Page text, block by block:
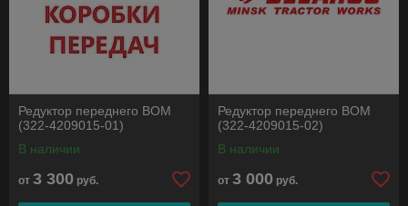
Редуктор переднего ВОМ
(322-4209015-01)
В наличии
от 3 300 руб.
Редуктор переднего ВОМ
(322-4209015-02)
В наличии
от 3 000 руб.